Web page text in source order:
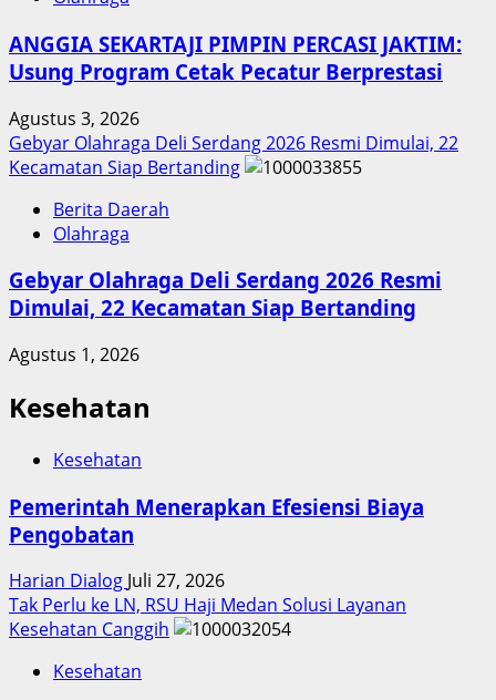
ANGGIA SEKARTAJI PIMPIN PERCASI JAKTIM:
Usung Program Cetak Pecatur Berprestasi
Agustus 3, 2026
Gebyar Olahraga Deli Serdang 2026 Resmi Dimulai, 22
Kecamatan Siap Bertanding
Berita Daerah
Olahraga
Gebyar Olahraga Deli Serdang 2026 Resmi
Dimulai, 22 Kecamatan Siap Bertanding
Agustus 1, 2026
Kesehatan
Kesehatan
Pemerintah Menerapkan Efesiensi Biaya
Pengobatan
Harian Dialog Juli 27, 2026
Tak Perlu ke LN, RSU Haji Medan Solusi Layanan
Kesehatan Canggih
Kesehatan